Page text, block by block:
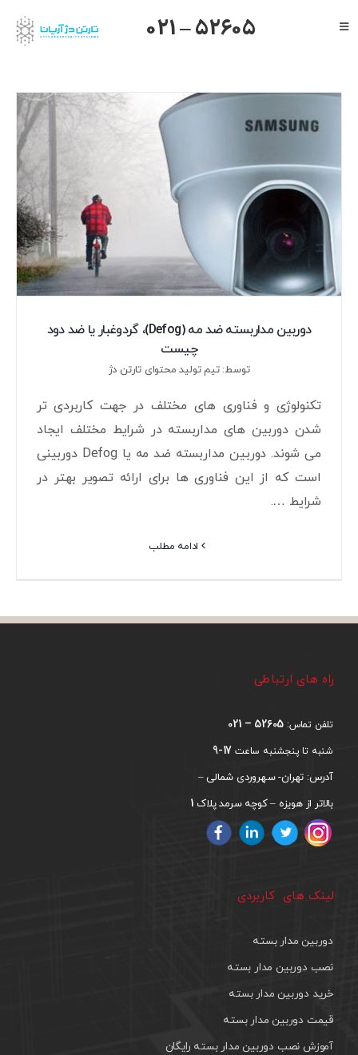
to
Toggle
گرنداستریم
یالینک
هایک ویژن
داهوا
تیاندی
درباره ما
021 – 52605
دوربین مداربسته ضد مه (Defog)، گردوغبار یا ضد دود
چیست
توسط: تیم تولید محتوای تارتن دژ
تکنولوژی و فناوری های مختلف در جهت کاربردی تر
شدن دوربین های مداربسته در شرایط مختلف ایجاد
می شوند. دوربین مداربسته ضد مه یا Defog دوربینی
است که از این فناوری ها برای ارائه تصویر بهتر در
شرایط ….
ادامه مطلب
راه های ارتباطی
تلفن تماس: 52605 – 021
شنبه تا پنجشنبه ساعت 17-9
آدرس: تهران- سهروردی شمالی –
بالاتر از هویزه – کوچه سرمد پلاک 1
لینک های کاربردی
دوربین مدار بسته
نصب دوربین مدار بسته
خرید دوربین مدار بسته
قیمت دوربین مدار بسته
آموزش نصب دوربین مدار بسته رایگان